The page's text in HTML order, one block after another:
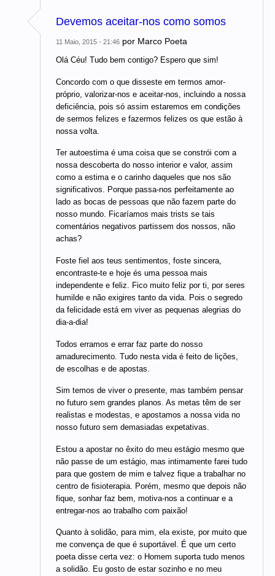
Devemos aceitar-nos como somos
11 Maio, 2015 - 21:46 por Marco Poeta
Olá Céu! Tudo bem contigo? Espero que sim!
Concordo com o que disseste em termos amor-
próprio, valorizar-nos e aceitar-nos, incluindo a nossa
deficiência, pois só assim estaremos em condições
de sermos felizes e fazermos felizes os que estão à
nossa volta.
Ter autoestima é uma coisa que se constrói com a
nossa descoberta do nosso interior e valor, assim
como a estima e o carinho daqueles que nos são
significativos. Porque passa-nos perfeitamente ao
lado as bocas de pessoas que não fazem parte do
nosso mundo. Ficaríamos mais trists se tais
comentários negativos partissem dos nossos, não
achas?
Foste fiel aos teus sentimentos, foste sincera,
encontraste-te e hoje és uma pessoa mais
independente e feliz. Fico muito feliz por ti, por seres
humilde e não exigires tanto da vida. Pois o segredo
da felicidade está em viver as pequenas alegrias do
dia-a-dia!
Todos erramos e errar faz parte do nosso
amadurecimento. Tudo nesta vida é feito de lições,
de escolhas e de apostas.
Sim temos de viver o presente, mas também pensar
no futuro sem grandes planos. As metas têm de ser
realistas e modestas, e apostamos a nossa vida no
nosso futuro sem demasiadas expetativas.
Estou a apostar no êxito do meu estágio mesmo que
não passe de um estágio, mas intimamente farei tudo
para que gostem de mim e talvez fique a trabalhar no
centro de fisioterapia. Porém, mesmo que depois não
fique, sonhar faz bem, motiva-nos a continuar e a
entregar-nos ao trabalho com paixão!
Quanto à solidão, para mim, ela existe, por muito que
me convença de que é suportável. É que um certo
poeta disse certa vez: o Homem suporta tudo menos
a solidão. Eu gosto de estar sozinho e no meu